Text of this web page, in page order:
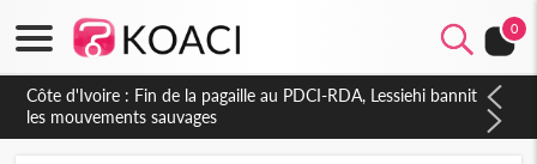
0
Côte d'Ivoire : Fin de la pagaille au PDCI-RDA, Lessiehi bannit
les mouvements sauvages